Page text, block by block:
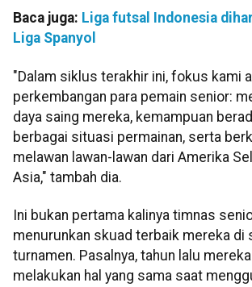
Baca juga: Liga futsal Indonesia
Liga Spanyol
"Dalam siklus terakhir ini, fokus kami
perkembangan para pemain senior:
daya saing mereka, kemampuan
berbagai situasi permainan, serta
melawan lawan-lawan dari Amerika
Asia," tambah dia.
Ini bukan pertama kalinya timnas
menurunkan skuad terbaik mereka di
turnamen. Pasalnya, tahun lalu
melakukan hal yang sama saat